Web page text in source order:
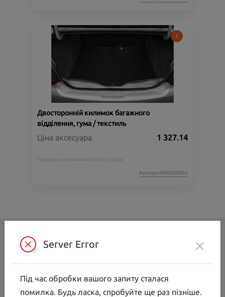
Двосторонній килимок багажного
відділення, гума / текстиль
Ціна аксесуара 1 327.14
Підходить для автомобіля : C-ELYSEE;
Артикул:N00000803
CITROËN
Зв’яжіться з нами
Server Error ×
Під час обробки вашого запиту сталася
помилка. Будь ласка, спробуйте ще раз пізніше.